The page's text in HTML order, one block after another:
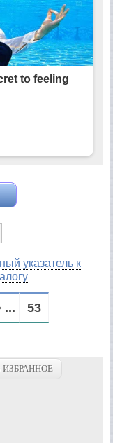
указатель к
... 53
ИЗБРАННОЕ